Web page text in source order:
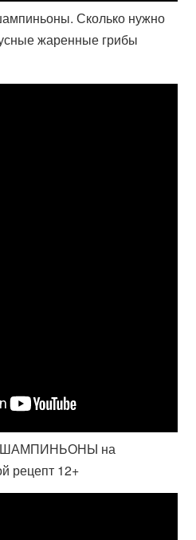
Сколько нужно
жаренные грибы
ШАМПИНЬОНЫ на
рецепт 12+